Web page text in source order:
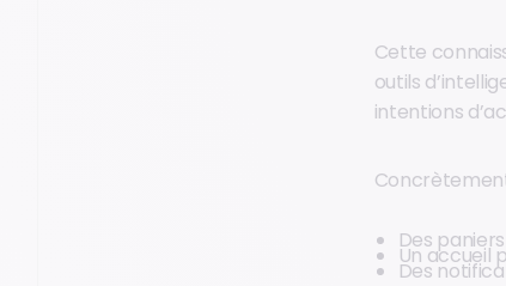
Cette
outils
intentions
Des
Un accueil
Des